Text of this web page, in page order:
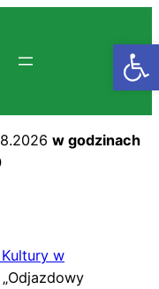
w godzinach
w